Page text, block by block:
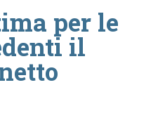
per le
il